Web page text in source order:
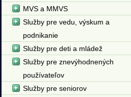
MVS a MMVS
Služby pre vedu, výskum a
podnikanie
Služby pre deti a mládež
Služby pre znevýhodnených
používateľov
Služby pre seniorov